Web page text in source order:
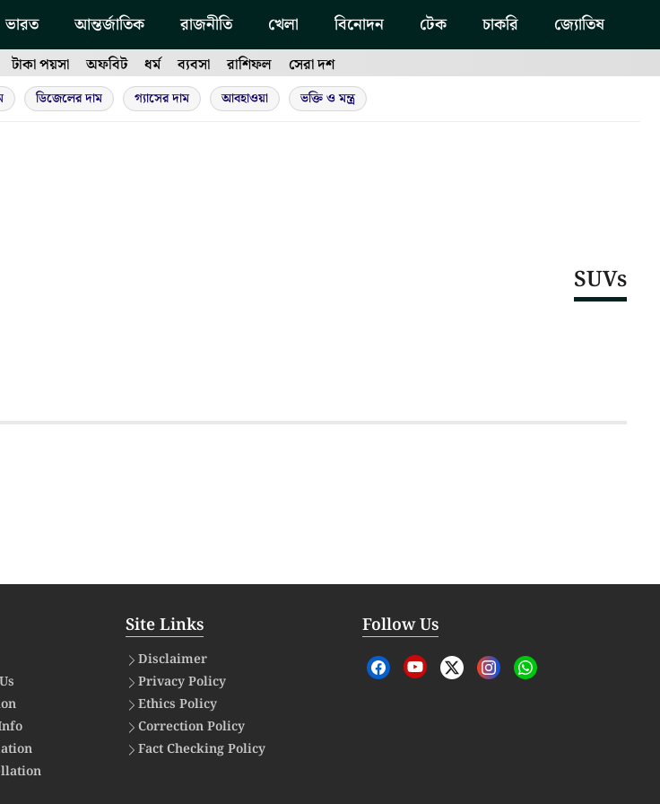
ভারত আন্তর্জাতিক রাজনীতি খেলা বিনোদন টেক চাকরি জ্যোতিষ
টাকা পয়সা অফবিট ধর্ম ব্যবসা রাশিফল সেরা দশ
ডিজেলের দাম গ্যাসের দাম আবহাওয়া ভক্তি ও মন্ত্র
SUVs
Site Links
Disclaimer
Privacy Policy
Ethics Policy
Correction Policy
Fact Checking Policy
Follow Us